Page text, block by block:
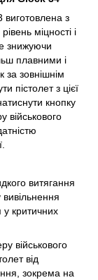
з
міцності і
знижуючи
плавними і
за зовнішнім
пістолет з цієї
кнопку
військового
витягання
вивільнення
критичних
військового
від
зокрема на